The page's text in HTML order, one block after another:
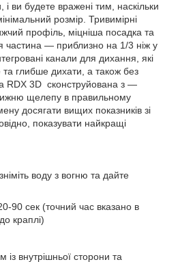
і ви будете вражені тим, наскільки
розмір. Тривимірні
профіль, міцніша посадка та
частина — приблизно на 1/3 ніж у
канали для дихання, які
глибше дихати, а також без
RDX 3D сконструйована з —
щелепу в правильному
досягати вищих показників зі
показувати найкращі
воду з вогню та дайте
90 сек (точний час вказано в
краплі)
із внутрішньої сторони та